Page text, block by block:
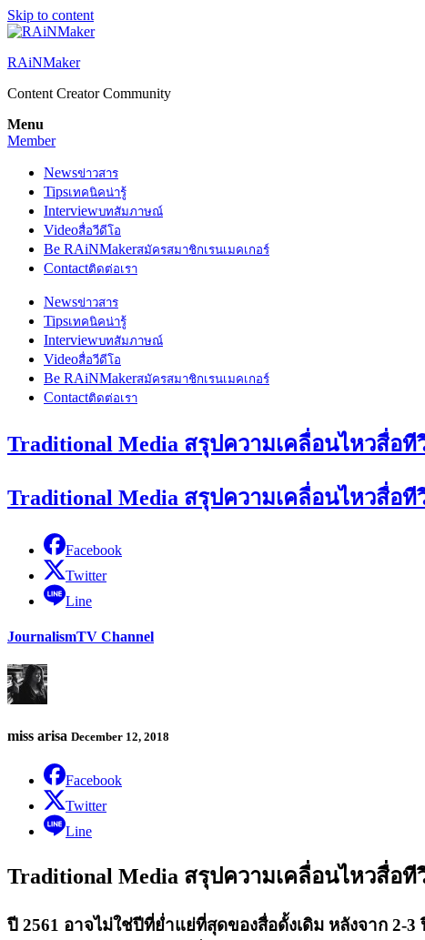
Skip to content
RAiNMaker
Content Creator Community
Menu
Member
Newsข่าวสาร
Tipsเทคนิคน่ารู้
Interviewบทสัมภาษณ์
Videoสื่อวีดีโอ
Be RAiNMakerสมัครสมาชิกเรนเมคเกอร์
Contactติดต่อเรา
Newsข่าวสาร
Tipsเทคนิคน่ารู้
Interviewบทสัมภาษณ์
Videoสื่อวีดีโอ
Be RAiNMakerสมัครสมาชิกเรนเมคเกอร์
Contactติดต่อเรา
Traditional Media สรุปความเคลื่อนไหวสื่อที
Traditional Media สรุปความเคลื่อนไหวสื่อที
Facebook
Twitter
Line
JournalismTV Channel
miss arisa December 12, 2018
Facebook
Twitter
Line
Traditional Media สรุปความเคลื่อนไหวสื่อที
ปี 2561 อาจไม่ใช่ปีที่ย่ำแย่ที่สุดของสื่อดั้งเดิม หลังจาก